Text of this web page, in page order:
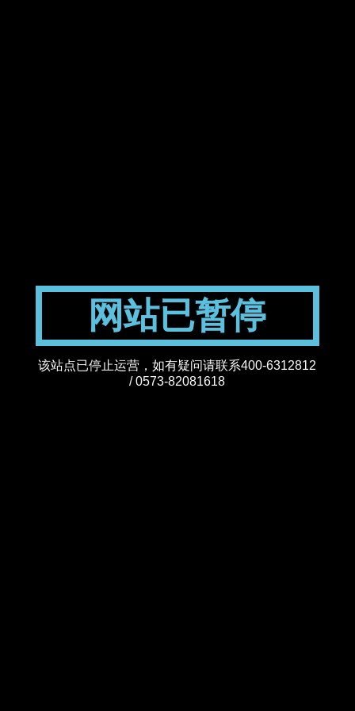
网站已暂停
该站点已停止运营，如有疑问请联系400-6312812
/ 0573-82081618